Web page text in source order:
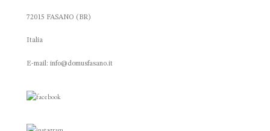
72015 FASANO (BR)
Italia
E-mail: info@domusfasano.it